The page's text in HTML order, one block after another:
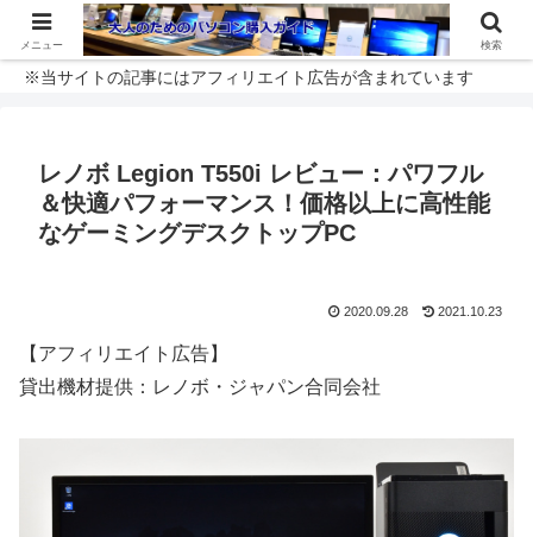
※当サイトの記事にはアフィリエイト広告が含まれています
レノボ Legion T550i レビュー：パワフル
＆快適パフォーマンス！価格以上に高性能
なゲーミングデスクトップPC
2020.09.28 2021.10.23
【アフィリエイト広告】
貸出機材提供：レノボ・ジャパン合同会社
メニュー 検索